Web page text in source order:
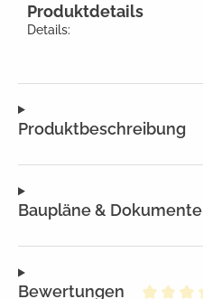
Produktbeschreibung
Baupläne & Dokumente
Bewertungen
Produktdetails
Details: